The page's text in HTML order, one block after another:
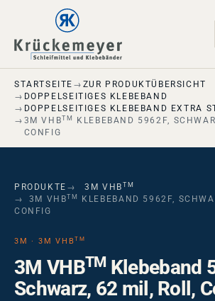
Skip to main navigation
Skip to main content
Skip to page footer
STARTSEITE
ZUR PRODUKTÜBERSICHT
DOPPELSEITIGES KLEBEBAND
DOPPELSEITIGES KLEBEBAND EXTRA
3M VHBTM
KLEBEBAND 5962F,
CONFIG
PRODUKTE 3M VHB TM
3M VHBTM
KLEBEBAND 5962F,
CONFIG
3M · 3M VHBTM
3M VHBTMKlebeband
Schwarz, 62 mil, Roll,